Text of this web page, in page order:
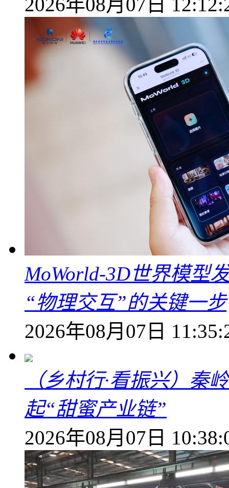
MoWorld-3D世界模型
“物理交互”的关键一步
2026年08月07日
（乡村行·看振兴）秦
起“甜蜜产业链”
2026年08月07日